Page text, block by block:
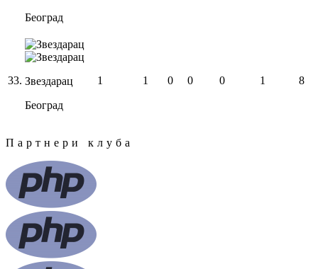
Београд
33. Звездарац
Београд
1 1 0 0 0 1 8
Партнери клуба